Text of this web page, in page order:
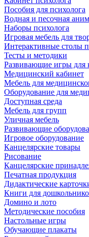
Пособия для психолога
Водная и песочная
Наборы психолога
Игровая мебель для
Интерактивные столы
Тесты и методики
Развивающие игры для
Медицинский кабинет
Мебель для
Оборудование для
Доступная среда
Мебель для групп
Уличная мебель
Развивающие
Игровое оборудование
Канцелярские товары
Рисование
Канцелярские
Печатная продукция
Дидактические
Книги для
Домино и лото
Методические пособия
Настольные игры
Обучающие плакаты